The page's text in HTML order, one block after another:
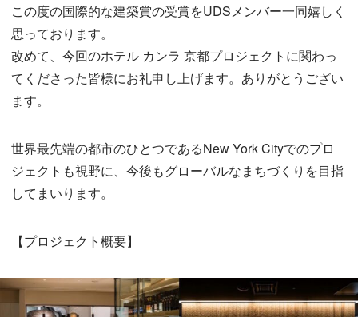
この度の国際的な建築賞の受賞をUDSメンバー一同嬉しく
思っております。
改めて、今回のホテル カンラ 京都プロジェクトに関わっ
てくださった皆様にお礼申し上げます。ありがとうござい
ます。
世界最先端の都市のひとつであるNew York Cityでのプロ
ジェクトも視野に、今後もグローバルなまちづくりを目指
してまいります。
【プロジェクト概要】